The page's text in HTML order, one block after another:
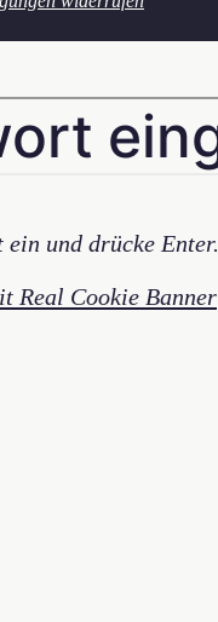
und drücke Enter.
Real Cookie Banner